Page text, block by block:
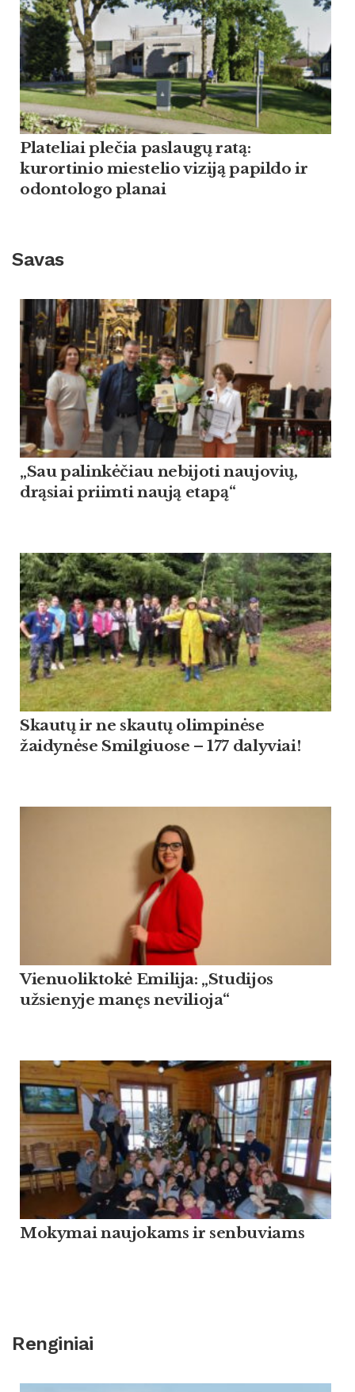
Plateliai plečia paslaugų ratą:
kurortinio miestelio viziją papildo ir
odontologo planai
Savas
„Sau palinkėčiau nebijoti naujovių,
drąsiai priimti naują etapą“
Skautų ir ne skautų olimpinėse
žaidynėse Smilgiuose – 177 dalyviai!
Vienuoliktokė Emilija: „Studijos
užsienyje manęs nevilioja“
Mokymai naujokams ir senbuviams
Renginiai